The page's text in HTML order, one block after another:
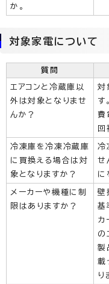
か。
対象家電について
質問
エアコンと冷蔵庫以
外は対象となりませ
んか？
対
す
費
冷凍庫を冷凍冷蔵庫
に買換える場合は対
象となりますか？
冷
せ
に
メーカーや機種に制
限はありますか？
壁
基
カ
の
製
載
り